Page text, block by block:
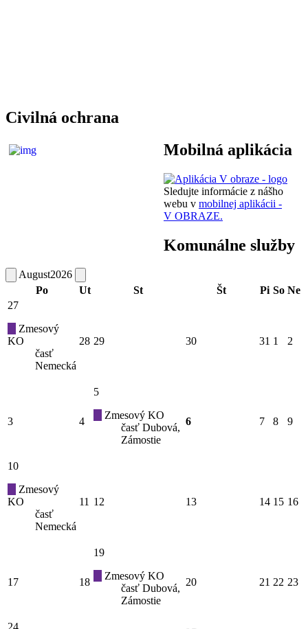
Civilná ochrana
Mobilná aplikácia
Sledujte informácie z nášho
webu v mobilnej aplikácii -
V OBRAZE.
Komunálne služby
August2026
Po
Ut St Št Pi So Ne
27
Zmesový
KO
časť
Nemecká
28 29 30 31 1 2
3 4
5
Zmesový KO
časť Dubová,
Zámostie
6 7 8 9
10
Zmesový
KO
časť
Nemecká
11 12 13 14 15 16
17 18
19
Zmesový KO
časť Dubová,
Zámostie
20 21 22 23